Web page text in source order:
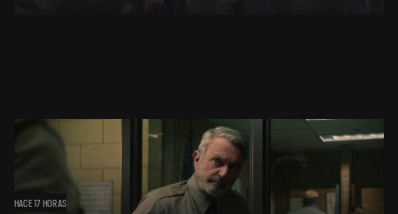
HACE 17 HORAS